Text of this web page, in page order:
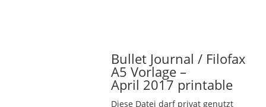
Bullet Journal / Filofax
A5 Vorlage –
April 2017 printable
Diese Datei darf privat genutzt